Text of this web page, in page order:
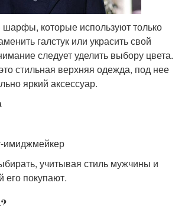
шарфы, которые используют только
галстук или украсить свой
следует уделить выбору цвета.
стильная верхняя одежда, под нее
яркий аксессуар.
имиджмейкер
учитывая стиль мужчины и
его покупают.